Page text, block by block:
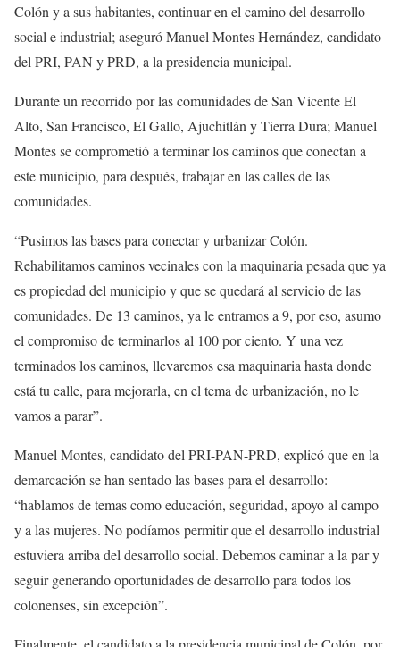
Colón y a sus habitantes, continuar en el camino del desarrollo
social e industrial; aseguró Manuel Montes Hernández, candidato
del PRI, PAN y PRD, a la presidencia municipal.
Durante un recorrido por las comunidades de San Vicente El
Alto, San Francisco, El Gallo, Ajuchitlán y Tierra Dura; Manuel
Montes se comprometió a terminar los caminos que conectan a
este municipio, para después, trabajar en las calles de las
comunidades.
“Pusimos las bases para conectar y urbanizar Colón.
Rehabilitamos caminos vecinales con la maquinaria pesada que ya
es propiedad del municipio y que se quedará al servicio de las
comunidades. De 13 caminos, ya le entramos a 9, por eso, asumo
el compromiso de terminarlos al 100 por ciento. Y una vez
terminados los caminos, llevaremos esa maquinaria hasta donde
está tu calle, para mejorarla, en el tema de urbanización, no le
vamos a parar”.
Manuel Montes, candidato del PRI-PAN-PRD, explicó que en la
demarcación se han sentado las bases para el desarrollo:
“hablamos de temas como educación, seguridad, apoyo al campo
y a las mujeres. No podíamos permitir que el desarrollo industrial
estuviera arriba del desarrollo social. Debemos caminar a la par y
seguir generando oportunidades de desarrollo para todos los
colonenses, sin excepción”.